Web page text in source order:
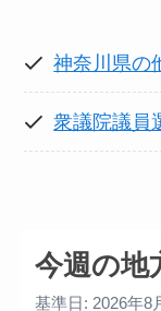
神奈川県の
衆議院議員
今週の地
基準日: 2026年8